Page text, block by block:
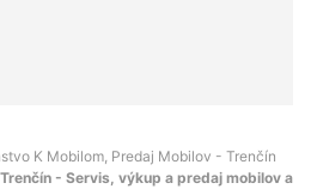
K Mobilom, Predaj Mobilov - Trenčín
- Servis, výkup a predaj mobilov a